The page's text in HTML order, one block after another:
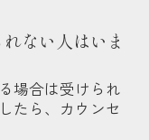
ない人はいま
場合は受けられ
たら、カウンセ